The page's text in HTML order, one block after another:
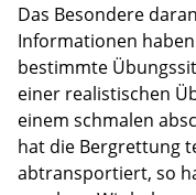
Das Besondere
Informationen
bestimmte
einer realistischen
einem schmalen
hat die Bergrettung
abtransportiert, so